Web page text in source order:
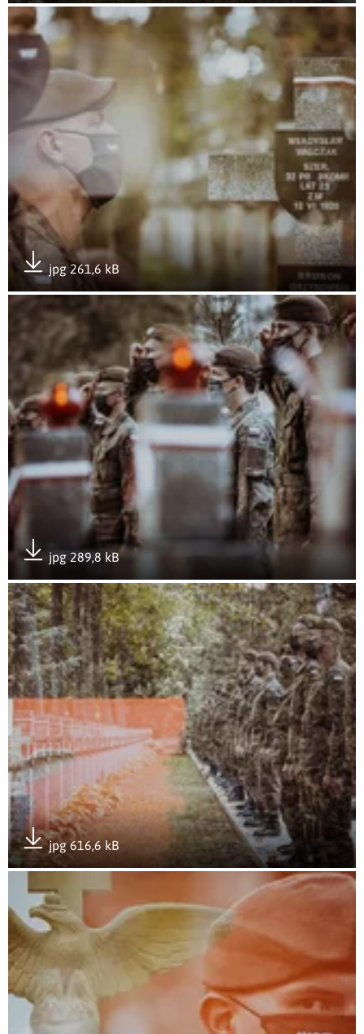
Otwórz załącznik Apel Pamięci przy Pomniku Bohaterów
jpg 261,6 kB
Pobierz załącznik
Otwórz załącznik Apel Pamięci przy Pomniku Bohaterów
jpg 289,8 kB
Otwórz załącznik Apel Pamięci przy Pomniku Bohaterów
jpg 616,6 kB
Pobierz załącznik
Otwórz załącznik Apel Pamięci przy Pomniku Bohaterów